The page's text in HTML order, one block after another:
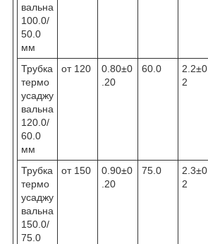
вальна
100.0/
50.0
мм
Трубка
термо
усаджу
вальна
120.0/
60.0
мм
от 120
0.80±0
.20
60.0
2.2±0.
2
Трубка
термо
усаджу
вальна
150.0/
75.0
от 150
0.90±0
.20
75.0
2.3±0.
2